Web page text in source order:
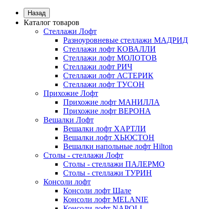
Назад
Каталог товаров
Стеллажи Лофт
Разноуровневые стеллажи МАДРИД
Стеллажи лофт КОВАЛЛИ
Стеллажи лофт МОЛОТОВ
Стеллажи лофт РИЧ
Стеллажи лофт АСТЕРИК
Стеллажи лофт ТУСОН
Прихожие Лофт
Прихожие лофт МАНИЛЛА
Прихожие лофт ВЕРОНА
Вешалки Лофт
Вешалки лофт ХАРТЛИ
Вешалки лофт ХЬЮСТОН
Вешалки напольные лофт Hilton
Столы - стеллажи Лофт
Столы - стеллажи ПАЛЕРМО
Столы - стеллажи ТУРИН
Консоли лофт
Консоли лофт Шале
Консоли лофт MELANIE